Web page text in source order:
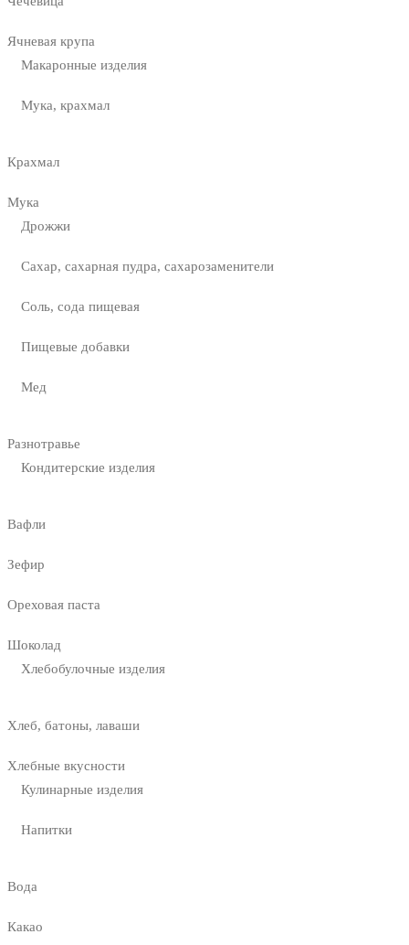
Ячневая крупа
Макаронные изделия
Мука, крахмал
Крахмал
Мука
Дрожжи
Сахар, сахарная пудра, сахарозаменители
Соль, сода пищевая
Пищевые добавки
Мед
Разнотравье
Кондитерские изделия
Вафли
Зефир
Ореховая паста
Шоколад
Хлебобулочные изделия
Хлеб, батоны, лаваши
Хлебные вкусности
Кулинарные изделия
Напитки
Вода
Какао